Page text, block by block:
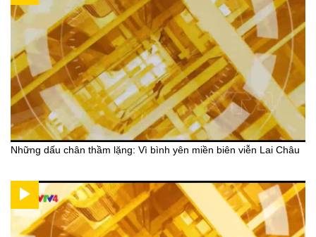
Những dấu chân thầm lặng: Vì bình yên miền biên viễn Lai Châu